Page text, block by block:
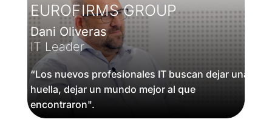
EUROFIRMS GROUP
Dani Oliveras
IT Leader
“Los nuevos profesionales IT buscan dejar una
huella, dejar un mundo mejor al que
encontraron".